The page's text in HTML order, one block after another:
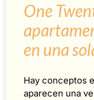
One
en una
Hay conceptos
aparecen una